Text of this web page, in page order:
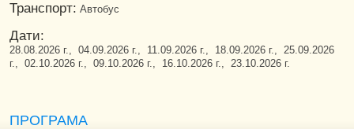
Транспорт: Автобус
Дати:
28.08.2026 г., 04.09.2026 г., 11.09.2026 г., 18.09.2026 г., 25.09.2026
г., 02.10.2026 г., 09.10.2026 г., 16.10.2026 г., 23.10.2026 г.
ПРОГРАМА